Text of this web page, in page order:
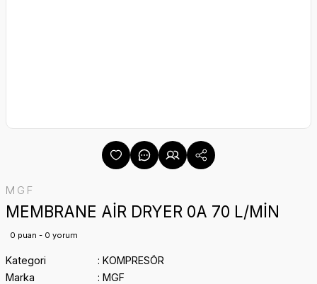
MGF
MEMBRANE AİR DRYER 0A 70 L/MİN
0 puan - 0 yorum
Kategori
KOMPRESÖR
Marka
MGF